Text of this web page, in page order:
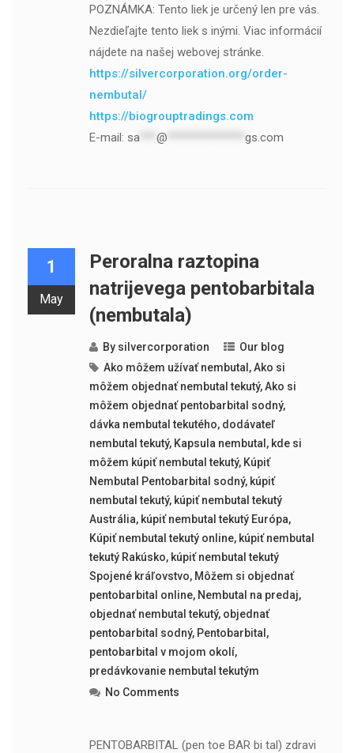
POZNÁMKA: Tento liek je určený len pre vás.
Nezdieľajte tento liek s inými. Viac informácií
nájdete na našej webovej stránke.
https://silvercorporation.org/order-
nembutal/
https://biogrouptradings.com
E-mail: sa*** @ gs.com
1
May
Peroralna raztopina
natrijevega pentobarbitala
(nembutala)
By silvercorporation
Our blog
Ako môžem užívať nembutal ,Ako si
môžem objednať nembutal tekutý,Ako si
môžem objednať pentobarbital sodný,
dávka nembutal tekutého, dodávateľ
nembutal tekutý, Kapsula nembutal , kde si
môžem kúpiť nembutal tekutý, Kúpiť
Nembutal Pentobarbital sodný, kúpiť
nembutal tekutý, kúpiť nembutal tekutý
Austrália, kúpiť nembutal tekutý Európa,
Kúpiť nembutal tekutý online, kúpiť nembutal
tekutý Rakúsko, kúpiť nembutal tekutý
Spojené kráľovstvo, Môžem si objednať
pentobarbital online, Nembutal na predaj,
objednať nembutal tekutý, objednať
pentobarbital sodný, Pentobarbital ,
pentobarbital v mojom okolí,
predávkovanie nembutal tekutým
No Comments
PENTOBARBITAL (pen toe BAR bi tal) zdravi